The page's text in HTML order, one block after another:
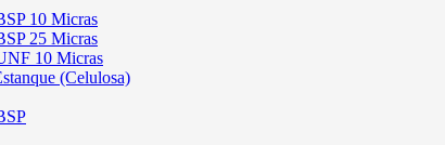
10 Micras
25 Micras
10 Micras
(Celulosa)